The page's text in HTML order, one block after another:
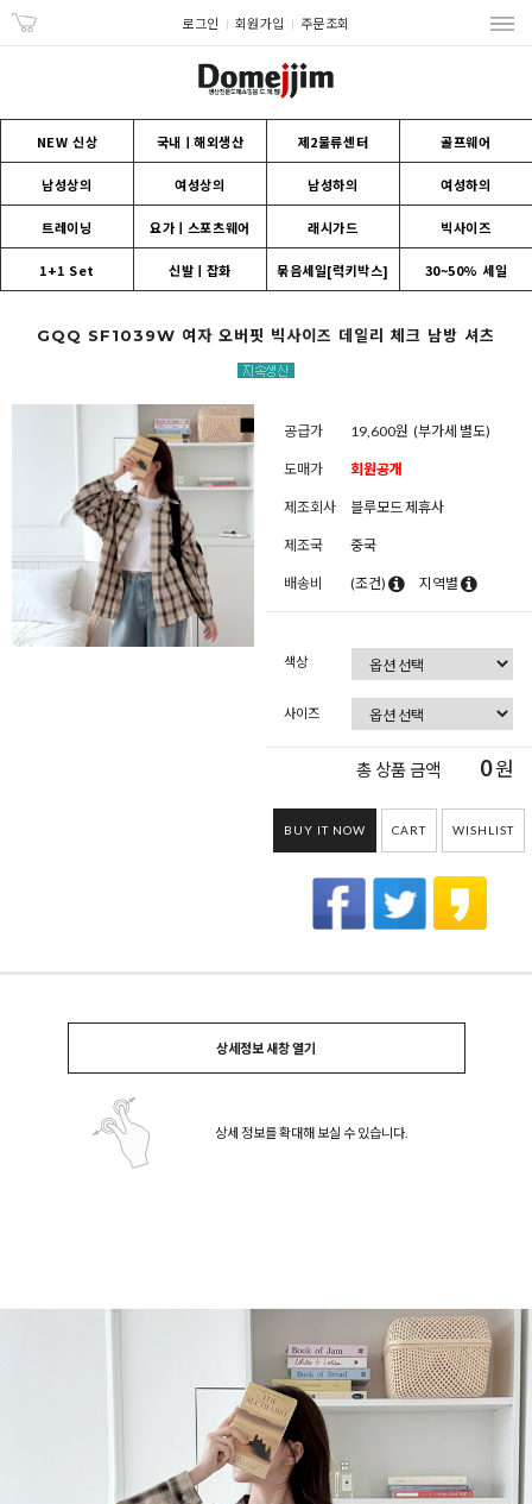
로그인 회원가입 주문조회
NEW 신상 국내ㅣ해외생산 제2물류센터 골프웨어
남성상의 여성상의 남성하의 여성하의
트레이닝 요가ㅣ스포츠웨어 래시가드 빅사이즈
1+1 Set 신발ㅣ잡화 묶음세일[럭키박스] 30~50% 세일
GQQ SF1039W 여자 오버핏 빅사이즈 데일리 체크 남방 셔츠
공급가 19,600원 (부가세 별도)
도매가 회원공개
제조회사 블루모드 제휴사
제조국 중국
배송비 (조건) 지역별
색상
사이즈
총 상품 금액 0원
BUY IT NOW CART WISHLIST
상세정보 새창 열기
상세 정보를 확대해 보실 수 있습니다.